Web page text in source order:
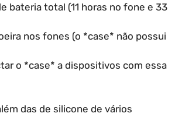
bateria total (11 horas no fone e 33
nos fones (o *case* não possui
o *case* a dispositivos com essa
das de silicone de vários